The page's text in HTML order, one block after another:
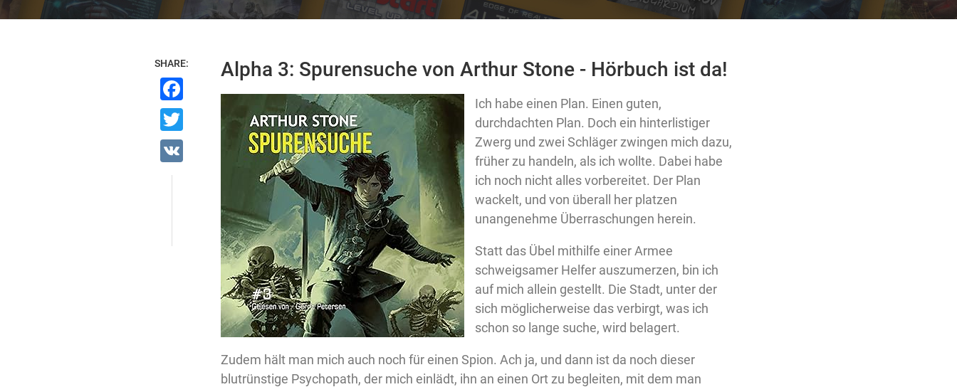
Alpha 3: Spurensuche von Arthur Stone - Hörbuch ist da!
Ich habe einen Plan. Einen guten,
durchdachten Plan. Doch ein hinterlistiger
Zwerg und zwei Schläger zwingen mich dazu,
früher zu handeln, als ich wollte. Dabei habe
ich noch nicht alles vorbereitet. Der Plan
wackelt, und von überall her platzen
unangenehme Überraschungen herein.
Statt das Übel mithilfe einer Armee
schweigsamer Helfer auszumerzen, bin ich
auf mich allein gestellt. Die Stadt, unter der
sich möglicherweise das verbirgt, was ich
schon so lange suche, wird belagert.
Zudem hält man mich auch noch für einen Spion. Ach ja, und dann ist da noch dieser
blutrünstige Psychopath, der mich einlädt, ihn an einen Ort zu begleiten, mit dem man
SHARE:
Facebook
Twitter